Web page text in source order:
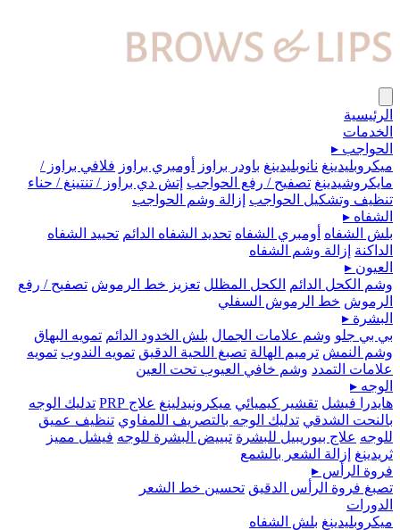
الرئيسية
الخدمات
الحواجب ▸
ميكروبلیدينغ نانوبليدينغ باودر براوز أومبري براوز فلافي براوز /
مايكروشيدينغ تصفيح / رفع الحواجب إتش دي براوز / تنتينغ / حناء
تنظيف وتشكيل الحواجب إزالة وشم الحواجب
الشفاه ▸
بلش الشفاه أومبري الشفاه تحديد الشفاه الدائم تحييد الشفاه
الداكنة إزالة وشم الشفاه
العيون ▸
وشم الكحل الدائم
الكحل المظلل تعزيز خط الرموش تصفيح / رفع
الرموش خط الرموش السفلي
البشرة ▸
بي بي جلو وشم علامات الجمال بلش الخدود الدائم تمويه البهاق
وشم النمش ترميم الهالة تصبغ اللحية الدقيق تمويه الندوب تمويه
علامات التمدد وشم خافي العيوب تحت العين
الوجه ▸
هايدرا فيشل تقشير كيميائي ميكرونيدلينغ علاج PRP
تدليك الوجه
بالنحت الشدقي تدليك الوجه بالتصريف اللمفاوي تنظيف عميق
للوجه علاج بيوريبيل للبشرة تبييض البشرة للوجه فيشل مميز
ثريدينغ إزالة الشعر بالشمع
فروة الرأس ▸
تصبغ فروة الرأس الدقيق تحسين خط الشعر
الدورات
ميكروبلیدينغ بلش الشفاه